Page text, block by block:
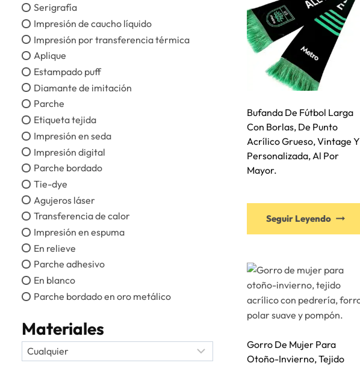
Bufanda De Fútbol Larga
Con Borlas, De Punto
Acrílico Grueso, Vintage Y
Personalizada, Al Por
Mayor.
Seguir Leyendo
Gorro De Mujer Para
Otoño-Invierno, Tejido
Serigrafía
Impresión de caucho líquido
Impresión por transferencia térmica
Aplique
Estampado puff
Diamante de imitación
Parche
Etiqueta tejida
Impresión en seda
Impresión digital
Parche bordado
Tie-dye
Agujeros láser
Transferencia de calor
Impresión en espuma
En relieve
Parche adhesivo
En blanco
Parche bordado en oro metálico
Materiales